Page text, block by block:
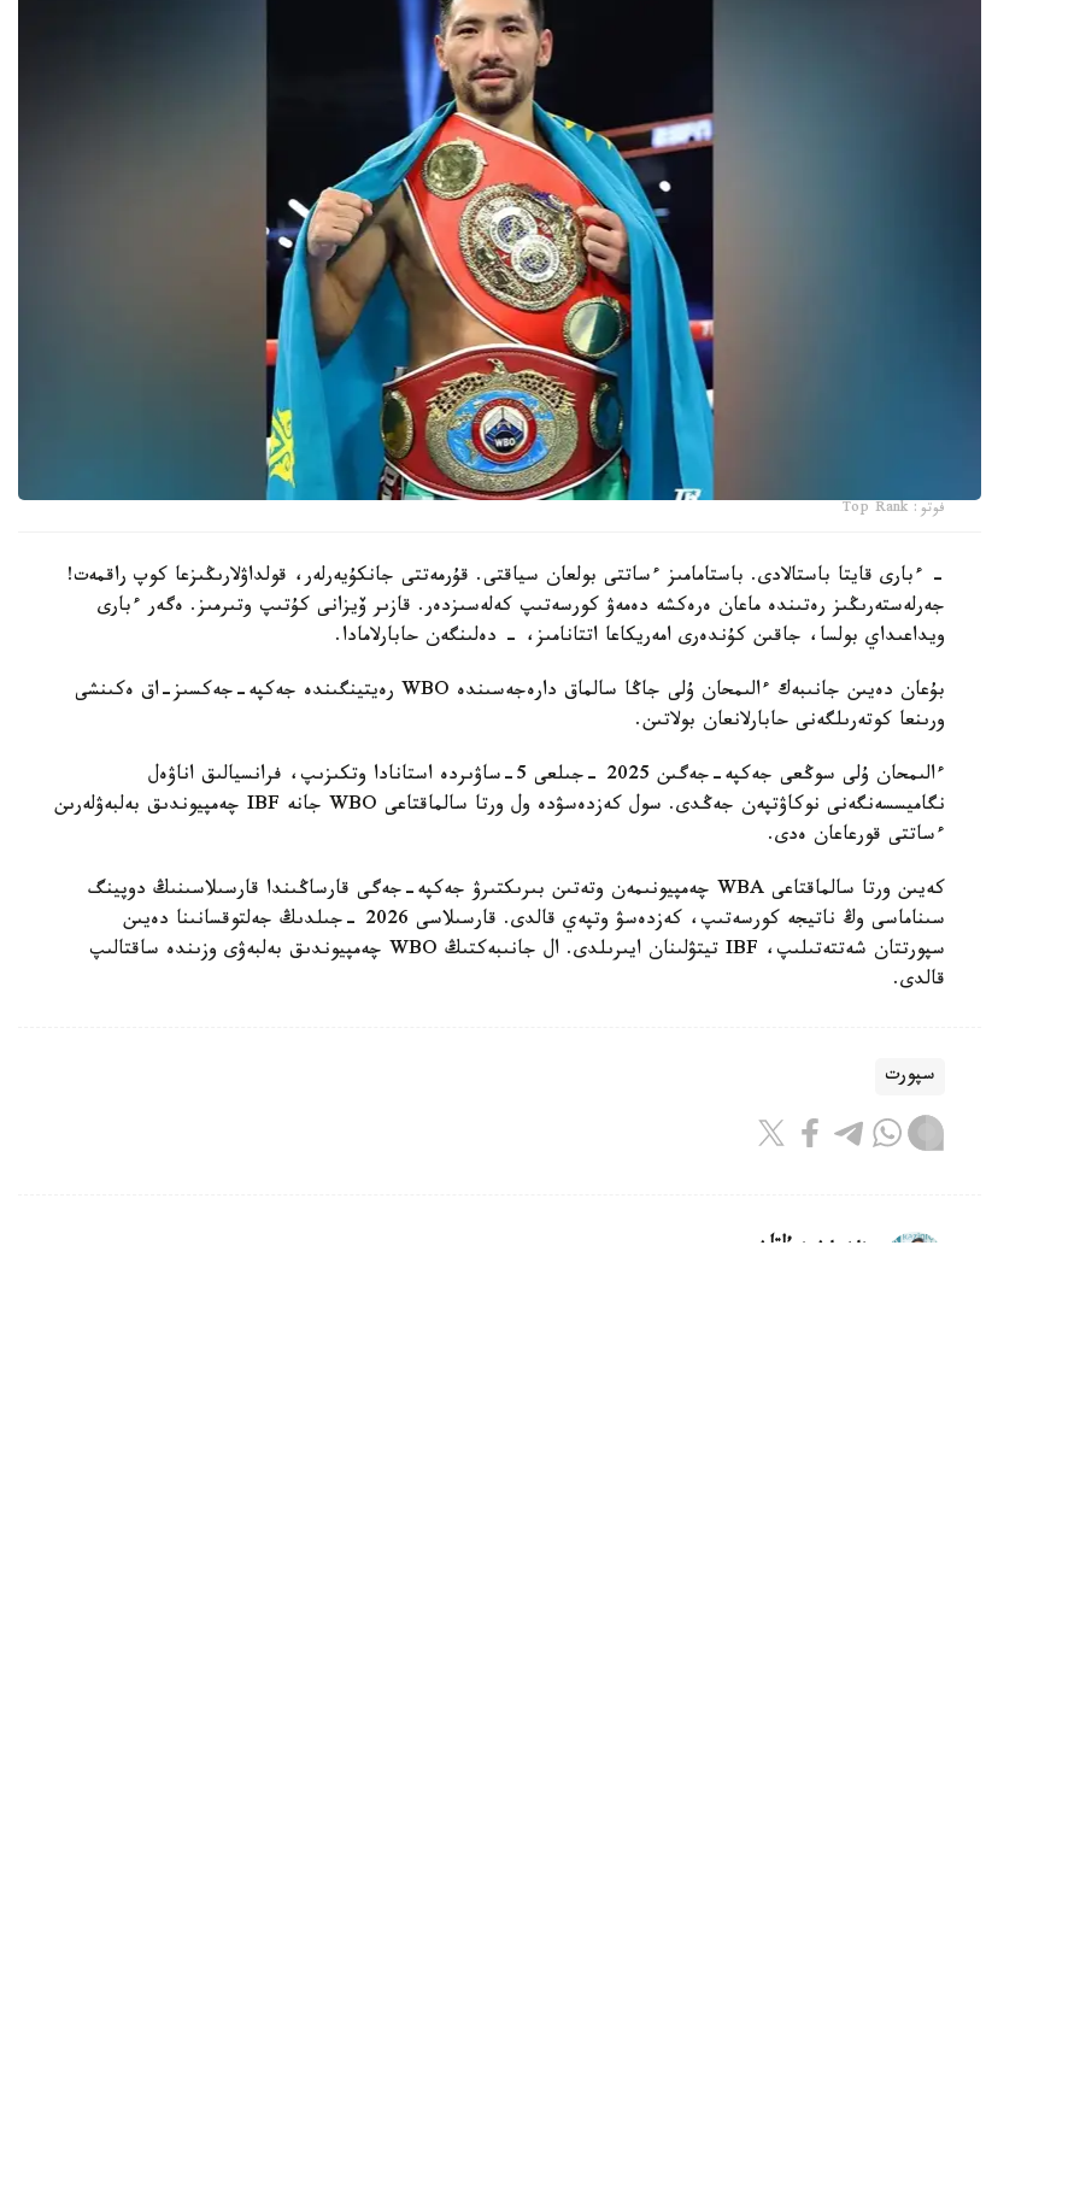
فوتو: Top Rank
- ءبارى قايتا باستالادى. باستامامىز ءساتتى بولعان سياقتى. قۇرمەتتى جانكۇيەرلەر، قولداۋلارىڭىزعا كوپ راقمەت!
جەرلەستەرىڭىز رەتىندە ماعان ەرەكشە دەمەۋ كورسەتىپ كەلەسىزدەر. قازىر ۆيزانى كۇتىپ وتىرمىز. ەگەر ءبارى
ويداعىداي بولسا، جاقىن كۇندەرى امەريكاعا اتتانامىز، - دەلىنگەن حابارلامادا.
بۇعان دەيىن جانىبەك ءالىمحان ۇلى جاڭا سالماق دارەجەسىندە WBO رەيتينگىندە جەكپە-جەكسىز-اق ەكىنشى
ورىنعا كوتەرىلگەنى حابارلانعان بولاتىن.
ءالىمحان ۇلى سوڭعى جەكپە-جەگىن 2025 -جىلعى 5-ساۋىردە استانادا وتكىزىپ، فرانسيالىق اناۋەل
نگاميسسەنگەنى نوكاۋتپەن جەڭدى. سول كەزدەسۋدە ول ورتا سالماقتاعى WBO جانە IBF چەمپيوندىق بەلبەۋلەرىن
ءساتتى قورعاعان ەدى.
كەيىن ورتا سالماقتاعى WBA چەمپيونىمەن وتەتىن بىرىكتىرۋ جەكپە-جەگى قارساڭىندا قارسىلاسىنىڭ دوپينگ
سىناماسى وڭ ناتيجە كورسەتىپ، كەزدەسۋ وتپەي قالدى. قارسىلاسى 2026 -جىلدىڭ جەلتوقسانىنا دەيىن
سپورتتان شەتتەتىلىپ، IBF تيتۋلىنان ايىرىلدى. ال جانىبەكتىڭ WBO چەمپيوندىق بەلبەۋى وزىندە ساقتالىپ
قالدى.
سپورت
بەيسەن سۇلتان